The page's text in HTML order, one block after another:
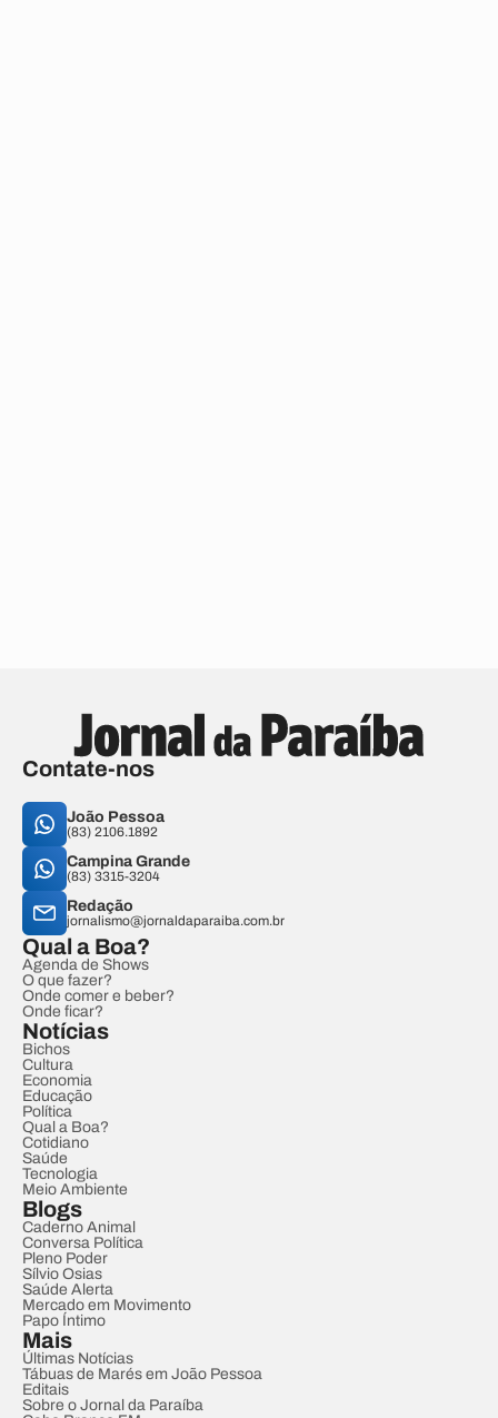
Contate-nos
João Pessoa
(83) 2106.1892
Campina Grande
(83) 3315-3204
Redação
jornalismo@jornaldaparaiba.com.br
Qual a Boa?
Agenda de Shows
O que fazer?
Onde comer e beber?
Onde ficar?
Notícias
Bichos
Cultura
Economia
Educação
Política
Qual a Boa?
Cotidiano
Saúde
Tecnologia
Meio Ambiente
Blogs
Caderno Animal
Conversa Política
Pleno Poder
Sílvio Osias
Saúde Alerta
Mercado em Movimento
Papo Íntimo
Mais
Últimas Notícias
Tábuas de Marés em João Pessoa
Editais
Sobre o Jornal da Paraíba